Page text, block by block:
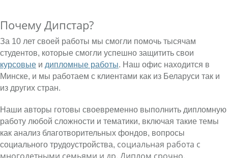
Почему Дипстар?
За 10 лет своей работы мы смогли помочь тысячам
студентов, которые смогли успешно защитить свои
курсовые и дипломные работы. Наш офис находится в
Минске, и мы работаем с клиентами как из Беларуси так и
из других стран.
Наши авторы готовы своевременно выполнить дипломную
работу любой сложности и тематики, включая такие темы
как анализ благотворительных фондов, вопросы
социального трудоустройства, социальная работа с
,